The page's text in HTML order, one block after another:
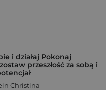
i działaj Pokonaj
przeszłość za sobą i
Christina